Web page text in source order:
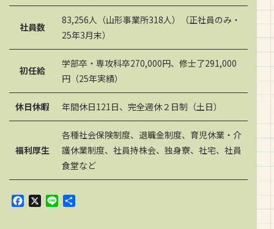
社員数
83,256人（山形事業所318人）（正社員のみ・
25年3月末）
初任給
学部卒・専攻科卒270,000円、修士了291,000
円（25年実績）
休日休暇 年間休日121日、完全週休２日制（土日）
福利厚生
各種社会保険制度、退職金制度、育児休業・介
護休業制度、社員持株会、独身寮、社宅、社員
食堂など
F
X
L